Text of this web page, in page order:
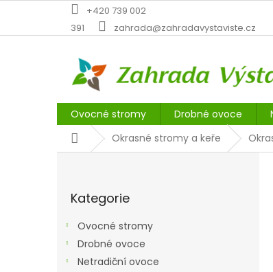
obsah
+420 739 002
391
zahrada@zahradavystaviste.cz
Ovocné stromy Drobné ovoce
DomůOkrasné stromy a keře
kategorie
Kategorie
Ovocné stromy
Drobné ovoce
Netradiční ovoce